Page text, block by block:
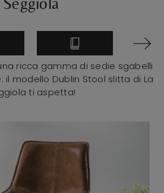
ricca gamma di sedie sgabelli
il modello Dublin Stool slitta di La
ti aspetta!